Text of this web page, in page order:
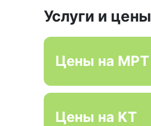
Услуги и цены
Цены на МРТ
Цены на KT